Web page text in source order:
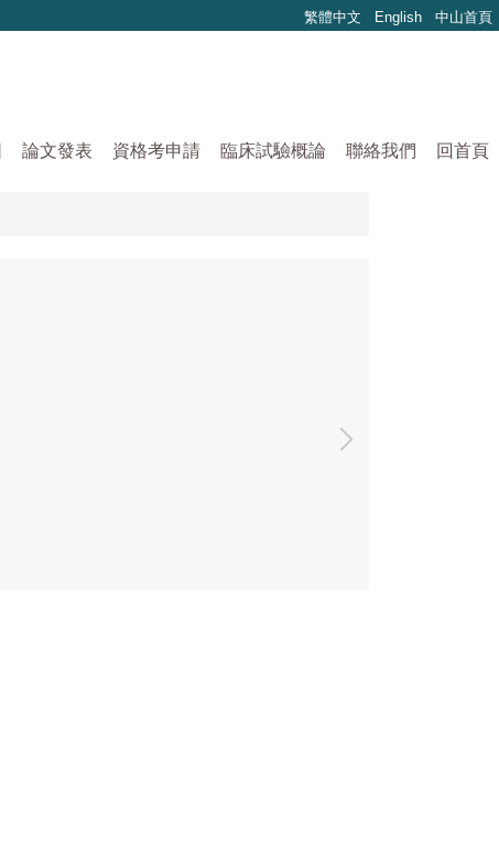
繁體中文 English 中山首頁
論文發表 資格考申請 臨床試驗概論 聯絡我們 回首頁